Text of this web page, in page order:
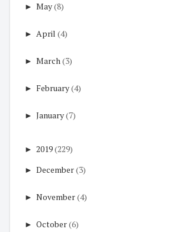
► May(8)
► April (4)
► March(3)
► February(4)
► January(7)
► 2019(229)
► December(3)
► November(4)
► October(6)